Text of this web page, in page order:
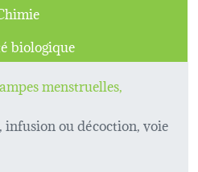
biologique
menstruelles,
ou décoction, voie